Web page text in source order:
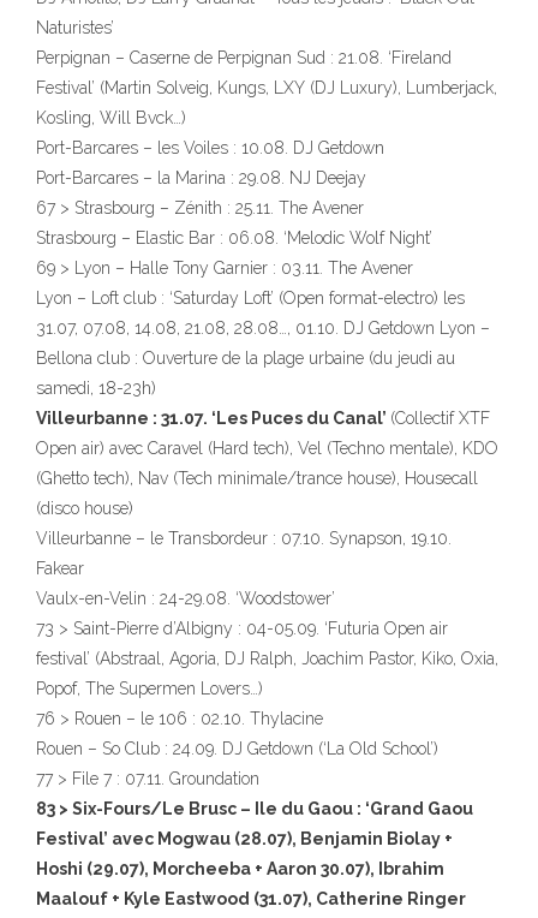
Naturistes’
Perpignan – Caserne de Perpignan Sud : 21.08. ‘Fireland
Festival’ (Martin Solveig, Kungs, LXY (DJ Luxury), Lumberjack,
Kosling, Will Bvck…)
Port-Barcares – les Voiles : 10.08. DJ Getdown
Port-Barcares – la Marina : 29.08. NJ Deejay
67 > Strasbourg – Zénith : 25.11. The Avener
Strasbourg – Elastic Bar : 06.08. ‘Melodic Wolf Night’
69 > Lyon – Halle Tony Garnier : 03.11. The Avener
Lyon – Loft club : ‘Saturday Loft’ (Open format-electro) les
31.07, 07.08, 14.08, 21.08, 28.08…, 01.10. DJ Getdown Lyon –
Bellona club : Ouverture de la plage urbaine (du jeudi au
samedi, 18-23h)
Villeurbanne : 31.07. ‘Les Puces du Canal’ (Collectif XTF
Open air) avec Caravel (Hard tech), Vel (Techno mentale), KDO
(Ghetto tech), Nav (Tech minimale/trance house), Housecall
(disco house)
Villeurbanne – le Transbordeur : 07.10. Synapson, 19.10.
Fakear
Vaulx-en-Velin : 24-29.08. ‘Woodstower’
73 > Saint-Pierre d’Albigny : 04-05.09. ‘Futuria Open air
festival’ (Abstraal, Agoria, DJ Ralph, Joachim Pastor, Kiko, Oxia,
Popof, The Supermen Lovers…)
76 > Rouen – le 106 : 02.10. Thylacine
Rouen – So Club : 24.09. DJ Getdown (‘La Old School’)
77 > File 7 : 07.11. Groundation
83 > Six-Fours/Le Brusc – Ile du Gaou : ‘Grand Gaou
Festival’ avec Mogwau (28.07), Benjamin Biolay +
Hoshi (29.07), Morcheeba + Aaron 30.07), Ibrahim
Maalouf + Kyle Eastwood (31.07), Catherine Ringer